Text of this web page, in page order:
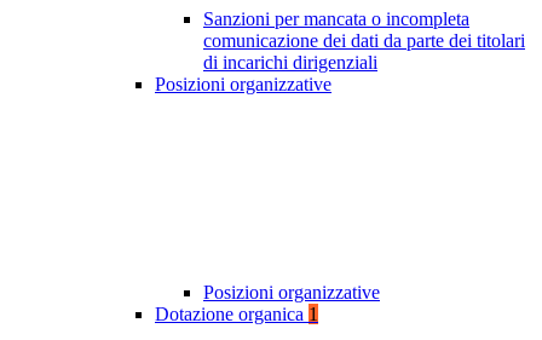
Sanzioni per mancata o incompleta
comunicazione dei dati da parte dei titolari
di incarichi dirigenziali
Posizioni organizzative
Posizioni organizzative
Dotazione organica 1